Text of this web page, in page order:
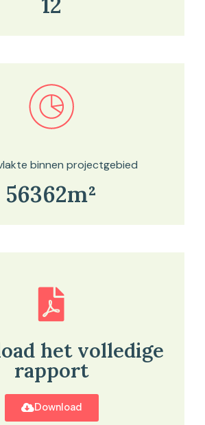
in onze kaartviewer
binnen projectgebied
56362m²
het volledige
rapport
Download